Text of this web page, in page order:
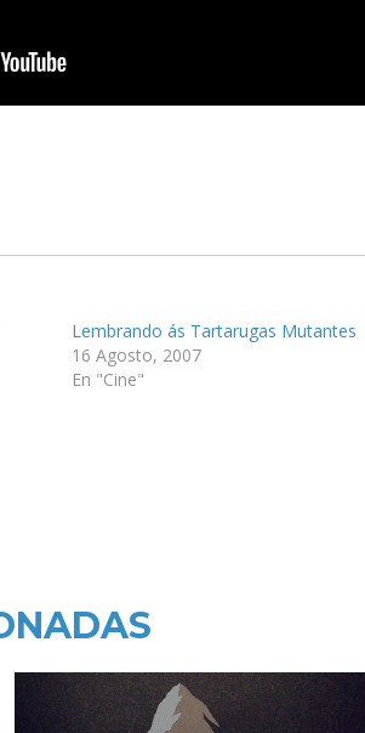
Lembrando ás Tartarugas Mutantes
16 Agosto, 2007
En "Cine"